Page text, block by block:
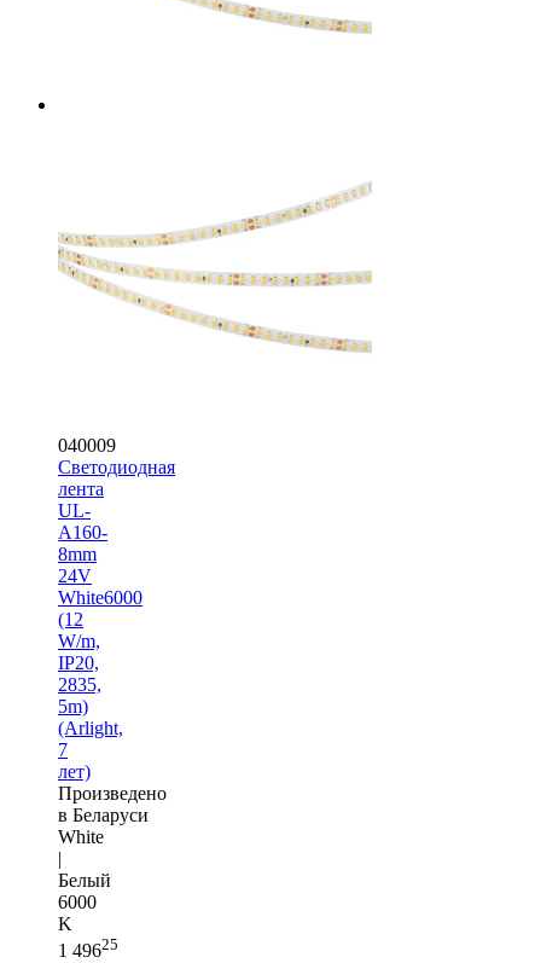
040009
Светодиодная
лента
UL-
A160-
8mm
24V
White6000
(12
W/m,
IP20,
2835,
5m)
(Arlight,
7
лет)
Произведено
в Беларуси
White
|
Белый
6000
K
1 49625